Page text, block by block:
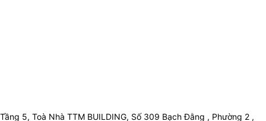
Tầng 5, Toà Nhà TTM BUILDING, Số 309 Bạch Đằng , Phường 2 ,